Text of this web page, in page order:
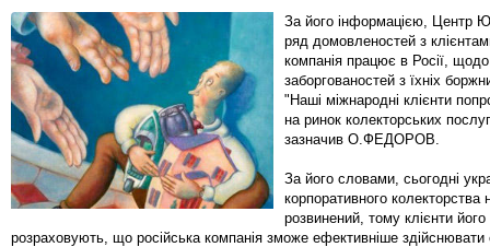
За його інформацією, Центр
ряд домовленостей з
компанія працює в Росії,
заборгованостей з їхніх
"Наші міжнародні клієнти
на ринок колекторських
зазначив О.ФЕДОРОВ.
За його словами, сьогодні
корпоративного колекторства
розвинений, тому клієнти його
розраховують, що російська компанія зможе ефективніше здійснювати